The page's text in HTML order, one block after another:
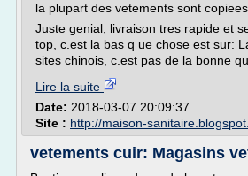
la plupart des vetements sont
Juste genial, livraison tres rapide et
top, c.est la bas q ue chose est sur:
sites chinois, c.est pas de la bonne
Lire la suite
Date: 2018-03-07 20:09:37
Site : http://maison-
vetements cuir: Magasins